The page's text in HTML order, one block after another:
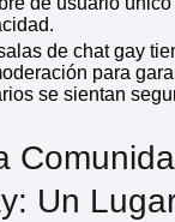
de chat gay
para
se sientan
Un